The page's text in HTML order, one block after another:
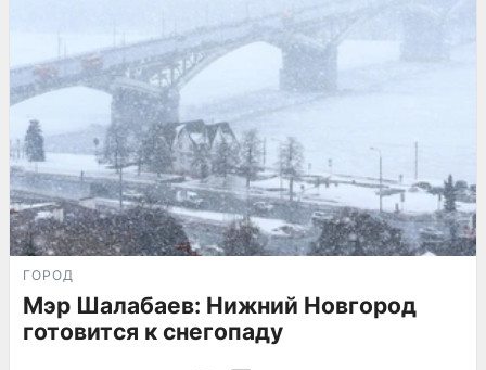
ГОРОД
Мэр Шалабаев: Нижний Новгород
готовится к снегопаду